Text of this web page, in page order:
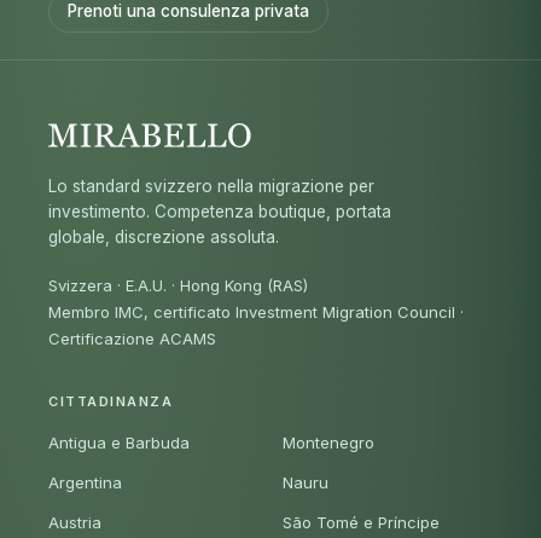
Prenoti una consulenza privata
Lo standard svizzero nella migrazione per
investimento. Competenza boutique, portata
globale, discrezione assoluta.
Svizzera · E.A.U. · Hong Kong (RAS)
Membro IMC, certificato Investment Migration Council ·
Certificazione ACAMS
CITTADINANZA
Antigua e Barbuda
Argentina
Austria
Montenegro
Nauru
São Tomé e Príncipe